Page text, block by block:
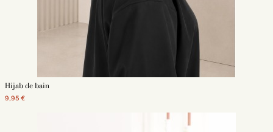
Hijab de bain
9,95 €